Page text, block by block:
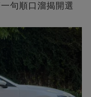
句順口溜揭開選